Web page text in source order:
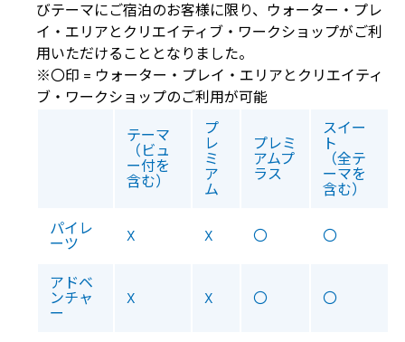
びテーマにご宿泊のお客様に限り、ウォーター・プレ
イ・エリアとクリエイティブ・ワークショップがご利
用いただけることとなりました。
※〇印 = ウォーター・プレイ・エリアとクリエイティ
ブ・ワークショップのご利用が可能
テーマ
（ビュ
ー付を
含む）
プ
レ
ミ
ア
ム
プレミ
アムプ
ラス
スイー
ト
（全テ
ーマを
含む）
パイレ
ーツ
X X 〇 〇
アドベ
ンチャ
ー
X X 〇 〇